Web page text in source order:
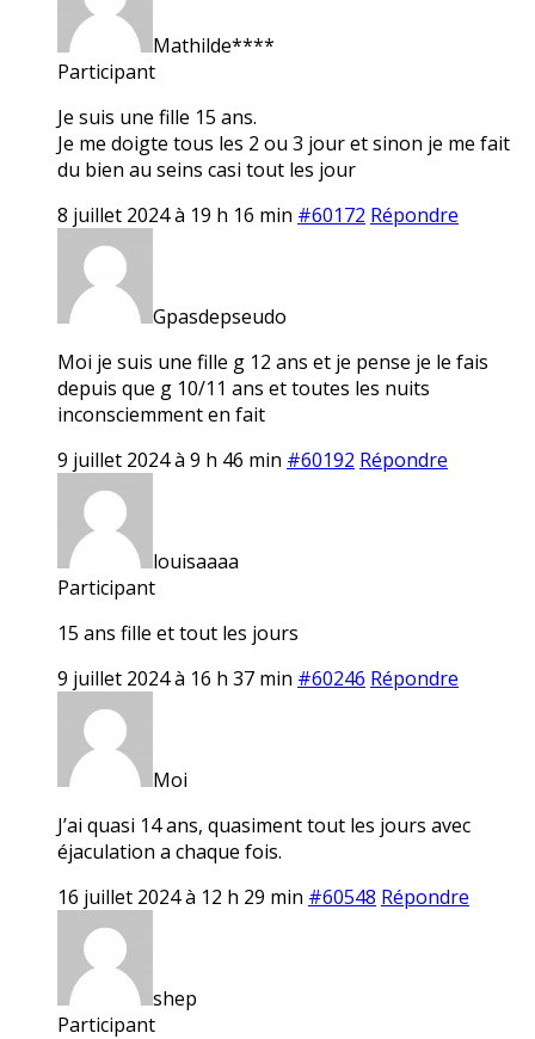
Mathilde****
Participant
Je suis une fille 15 ans.
Je me doigte tous les 2 ou 3 jour et sinon je me fait
du bien au seins casi tout les jour
8 juillet 2024 à 19 h 16 min #60172 Répondre
Gpasdepseudo
Moi je suis une fille g 12 ans et je pense je le fais
depuis que g 10/11 ans et toutes les nuits
inconsciemment en fait
9 juillet 2024 à 9 h 46 min #60192 Répondre
louisaaaa
Participant
15 ans fille et tout les jours
9 juillet 2024 à 16 h 37 min #60246 Répondre
Moi
J’ai quasi 14 ans, quasiment tout les jours avec
éjaculation a chaque fois.
16 juillet 2024 à 12 h 29 min #60548 Répondre
shep
Participant